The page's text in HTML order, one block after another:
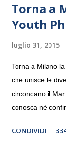
Torna a
Youth
luglio 31, 2015
Torna a Milano
che unisce le
circondano il
conosca né
debutterà il 10
CONDIVIDI